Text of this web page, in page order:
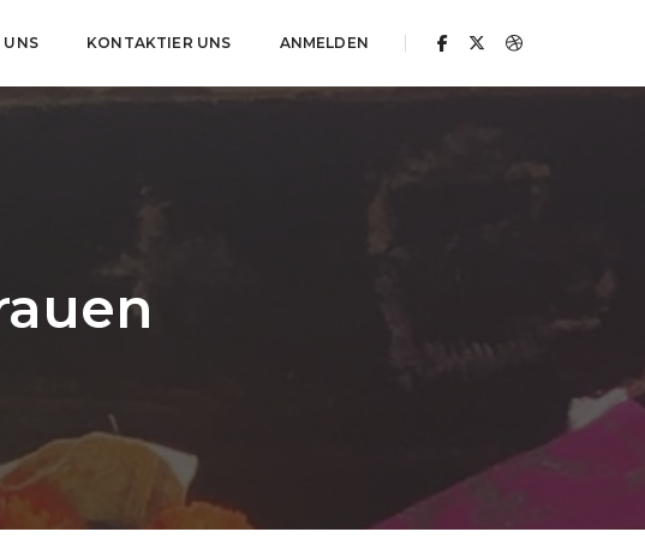
UNS KONTAKTIER UNS ANMELDEN